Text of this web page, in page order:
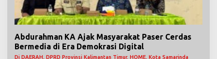
Abdurahman KA Ajak Masyarakat Paser Cerdas
Bermedia di Era Demokrasi Digital
Di DAERAH, DPRD Provinsi Kalimantan Timur, HOME, Kota Samarinda